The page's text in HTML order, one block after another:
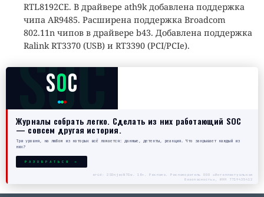
RTL8192CE. В драйвере ath9k добавлена поддержка
чипа AR9485. Расширена поддержка Broadcom
802.11n чипов в драйвере b43. Добавлена поддержка
Ralink RT3370 (USB) и RT3390 (PCI/PCIe).
SOC
SOC
Журналы собрать легко. Сделать из них работающий SOC
— совсем другая история.
Три уровня, на любом из которых всё ломается: данные, детекты, реакция. Что закрывает каждый из
них?
РАЗОБРАТЬСЯ →
erid: 2SDnjecN7Gw. 18+. Реклама. Рекламодатель ООО «Интеллектуальная
безопасность», ИНН 7719435412